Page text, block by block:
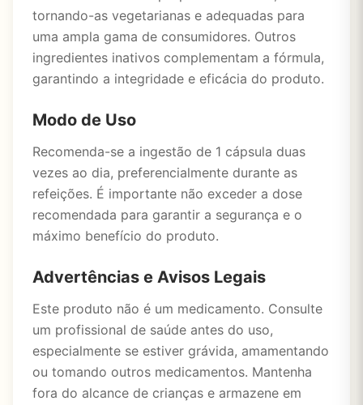
tornando-as vegetarianas e adequadas para
uma ampla gama de consumidores. Outros
ingredientes inativos complementam a fórmula,
garantindo a integridade e eficácia do produto.
Modo de Uso
Recomenda-se a ingestão de 1 cápsula duas
vezes ao dia, preferencialmente durante as
refeições. É importante não exceder a dose
recomendada para garantir a segurança e o
máximo benefício do produto.
Advertências e Avisos Legais
Este produto não é um medicamento. Consulte
um profissional de saúde antes do uso,
especialmente se estiver grávida, amamentando
ou tomando outros medicamentos. Mantenha
fora do alcance de crianças e armazene em